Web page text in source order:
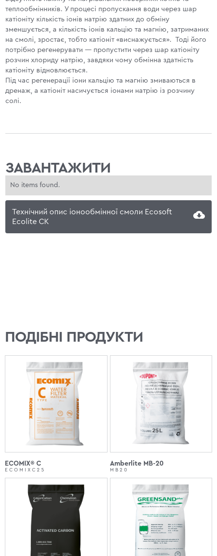
теплообмінників. У процесі пропускання води через шар
катіоніту кількість іонів натрію здатних до обміну
зменшується, а кількість іонів кальцію та магнію, затриманих
на смолі, зростає, тобто катіоніт «виснажується». Тоді його
потрібно регенерувати — пропустити через шар катіоніту
розчин хлориду натрію, завдяки чому обмінна здатність
катіоніту відновлюється.
Під час регенерації іони кальцію та магнію змиваються в
дренаж, а катіоніт насичується іонами натрію із розчину
солі.
ЗАВАНТАЖИТИ
No items found.
Технічний опис іонообмінної смоли Ecosoft
Ecolite CK
ПОДІБНІ ПРОДУКТИ
ECOMIX® C
ECOMIXC25
Amberlite MB-20
MB20